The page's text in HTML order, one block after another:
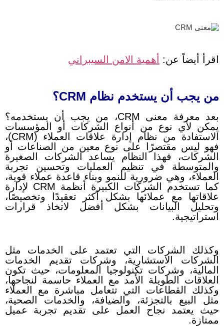
اقرأ أيضاً عن: أهمية الامن السيبراني
من يجب أن يستخدم نظام CRM؟
بعد معرفة معنى CRM، من يجب أن يستخدمه؟
يمكن لأي نوع من أنواع الشركات أو المؤسسات
الاستفادة من نظام إدارة علاقات العملاء (CRM)،
فهو ليس مقتصرًا على نوع معين من الصناعات أو
الشركات،
فهذا النظام يساعد الشركات الصغيرة
والمتوسطة في تنظيم العمليات وتحسين تجربة
العملاء، وهي ضرورية للنمو وبناء قاعدة عملاء قوية،
كما
تستخدم الشركات الكبيرة أنظمة CRM لإدارة
علاقاتها مع عملائها بشكل أكثر تعقيدًا وتخصيصًا،
وتحليل البيانات بشكل أفضل لاتخاذ قرارات
استراتيجية.
وكذلك
الشركات التي تعتمد على الخدمات مثل
الشركات الاستشارية، وشركات تقديم الخدمات
المالية، وشركات تكنولوجيا المعلومات، حيث تكون
العلاقات الطويلة الأمد مع العملاء حاسمة لنجاحها،
وكذلك
القطاعات التي تتعامل مباشرة مع العملاء
مثل البيع بالتجزئة، والضيافة، والخدمات الصحية،
حيث يعتمد نجاح العمل على تقديم تجربة عميل
ممتازة.